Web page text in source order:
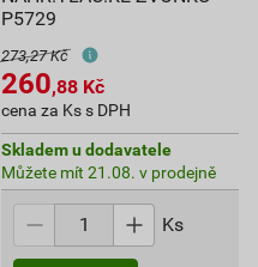
P5729
273,27 Kč
260,88 Kč
cena za Ks s DPH
Skladem u dodavatele
Můžete mít 21.08. v prodejně
Ks